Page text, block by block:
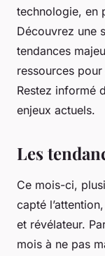
technologie, en
Découvrez une
tendances
ressources
Restez informé
enjeux actuels.
Les
Ce mois-ci,
capté
et révélateur.
mois à ne pas